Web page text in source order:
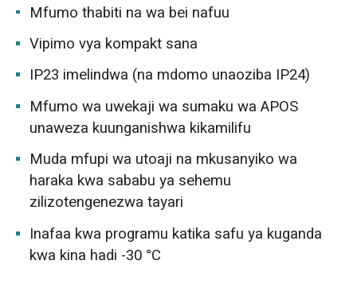
Mfumo thabiti na wa bei nafuu
Vipimo vya kompakt sana
IP23 imelindwa (na mdomo unaoziba IP24)
Mfumo wa uwekaji wa sumaku wa APOS
unaweza kuunganishwa kikamilifu
Muda mfupi wa utoaji na mkusanyiko wa
haraka kwa sababu ya sehemu
zilizotengenezwa tayari
Inafaa kwa programu katika safu ya kuganda
kwa kina hadi -30 °C